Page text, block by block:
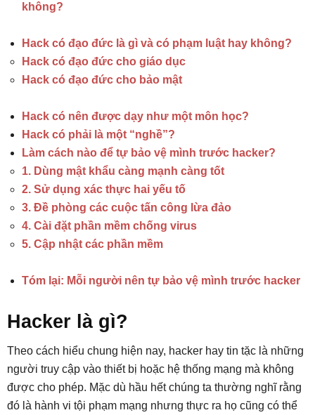
không?
Hack có đạo đức là gì và có phạm luật hay không?
Hack có đạo đức cho giáo dục
Hack có đạo đức cho bảo mật
Hack có nên được dạy như một môn học?
Hack có phải là một “nghề”?
Làm cách nào để tự bảo vệ mình trước hacker?
1. Dùng mật khẩu càng mạnh càng tốt
2. Sử dụng xác thực hai yếu tố
3. Đề phòng các cuộc tấn công lừa đảo
4. Cài đặt phần mềm chống virus
5. Cập nhật các phần mềm
Tóm lại: Mỗi người nên tự bảo vệ mình trước hacker
Hacker là gì?
Theo cách hiểu chung hiện nay, hacker hay tin tặc là những
người truy cập vào thiết bị hoặc hệ thống mạng mà không
được cho phép. Mặc dù hầu hết chúng ta thường nghĩ rằng
đó là hành vi tội phạm mạng nhưng thực ra họ cũng có thể